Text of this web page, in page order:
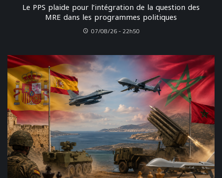
Le PPS plaide pour l’intégration de la question des
MRE dans les programmes politiques
07/08/26 - 22h50